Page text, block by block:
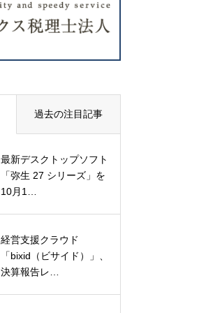
過去の注目記事
最新デスクトップソフト
「弥生 27 シリーズ」を
10月1…
経営支援クラウド
「bixid（ビサイド）」、
決算報告レ…